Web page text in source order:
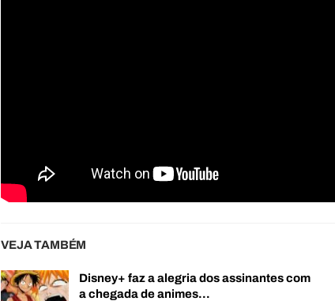
VEJA TAMBÉM
Disney+ faz a alegria dos assinantes com
a chegada de animes…